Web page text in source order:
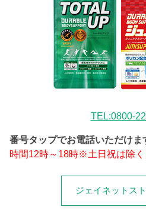
TEL:0800-
番号タップでお電話いただけま
時間12時～18時※土日祝は除く
ジェイネットス